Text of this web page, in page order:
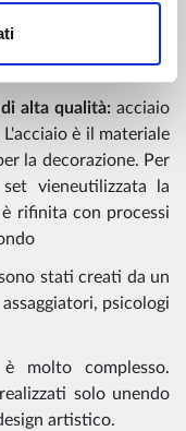
alta qualità: acciaio
è il materiale
la decorazione. Per
vieneutilizzata la
rifinita con processi
stati creati da un
psicologi
molto complesso.
solo unendo
artistico.